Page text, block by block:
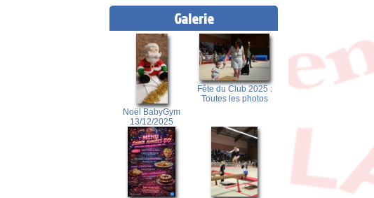
Galerie
Noël BabyGym
13/12/2025
Fête du Club 2025 :
Toutes les photos